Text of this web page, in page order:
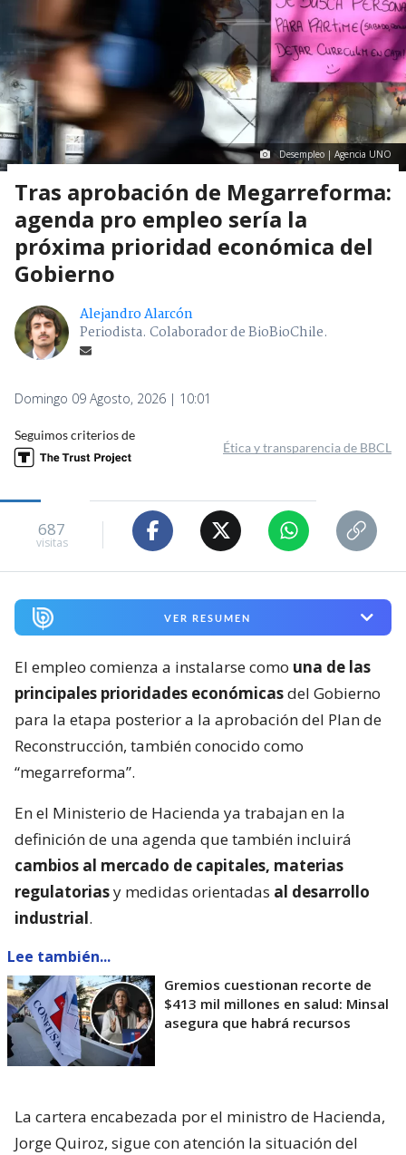
Desempleo | Agencia UNO
Tras aprobación de Megarreforma:
agenda pro empleo sería la
próxima prioridad económica del
Gobierno
Alejandro Alarcón
Periodista. Colaborador de BioBioChile.
Domingo 09 Agosto, 2026 | 10:01
Seguimos criterios de
Ética y transparencia de BBCL
687
visitas
VER RESUMEN
El empleo comienza a instalarse como una de las
principales prioridades económicasdel Gobierno
para la etapa posterior a la aprobación del Plan de
Reconstrucción, también conocido como
“megarreforma”.
En el Ministerio de Hacienda ya trabajan en la
definición de una agenda que también incluirá
cambios al mercado de capitales, materias
regulatoriasy medidas orientadas al desarrollo
industrial.
Lee también...
Gremios cuestionan recorte de
$413 mil millones en salud: Minsal
asegura que habrá recursos
La cartera encabezada por el ministro de Hacienda,
Jorge Quiroz, sigue con atención la situación del